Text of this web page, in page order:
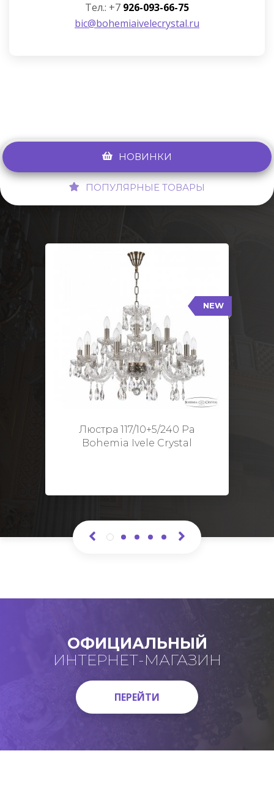
Тел.: +7 926-093-66-75
bic@bohemiaivelecrystal.ru
НОВИНКИ
ПОПУЛЯРНЫЕ ТОВАРЫ
NEW
Люстра 117/10+5/240 Pa
Bohemia Ivele Crystal
117/10+5/240 Pa
Тип: Стеклянный рожок
Цвет арматуры: Патина/
Кол-во ламп: 15
Диаметр: 70 см
ОФИЦИАЛЬНЫЙ
ИНТЕРНЕТ-МАГАЗИН
ПЕРЕЙТИ
ПЕРЕЙТИ